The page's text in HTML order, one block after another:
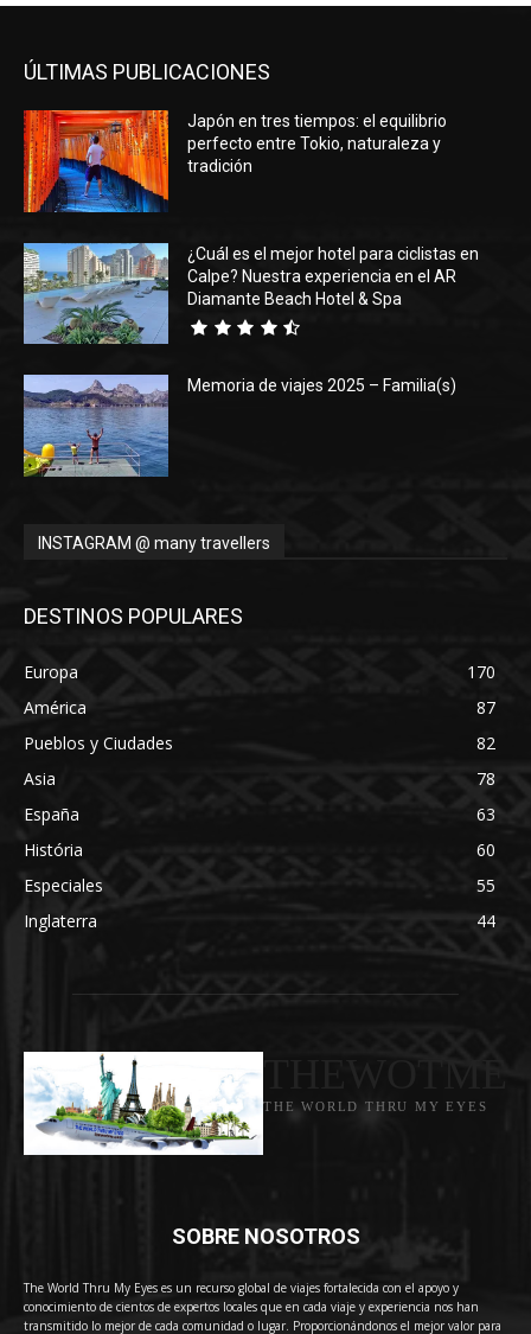
ÚLTIMAS PUBLICACIONES
Japón en tres tiempos: el equilibrio
perfecto entre Tokio, naturaleza y
tradición
¿Cuál es el mejor hotel para ciclistas en
Calpe? Nuestra experiencia en el AR
Diamante Beach Hotel & Spa
Memoria de viajes 2025 – Familia(s)
INSTAGRAM @ many travellers
DESTINOS POPULARES
Europa
170
América
87
Pueblos y Ciudades
82
Asia
78
España
63
História
60
Especiales
55
Inglaterra
44
THE WORLD THRU MY EYES
SOBRE NOSOTROS
The World Thru My Eyes es un recurso global de viajes fortalecida con el apoyo y
conocimiento de cientos de expertos locales que en cada viaje y experiencia nos han
transmitido lo mejor de cada comunidad o lugar. Proporcionándonos el mejor valor para